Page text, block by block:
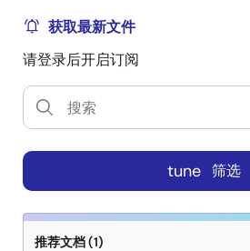
获取最新文件
请登录后开启订阅
tune 筛选
推荐文档 (1)